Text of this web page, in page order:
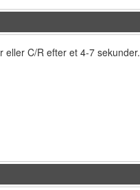
eller C/R efter et 4-7 sekunder.